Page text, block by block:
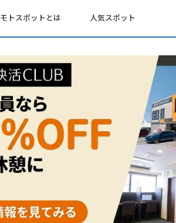
モトスポットとは 人気スポット